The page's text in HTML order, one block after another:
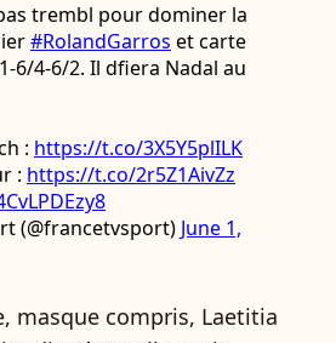
trembl pour dominer la
#RolandGarros et carte
6/4-6/2. Il dfiera Nadal au
: https://t.co/3X5Y5plILK
: https://t.co/2r5Z1AivZz
(@francetvsport) June 1,
masque compris, Laetitia